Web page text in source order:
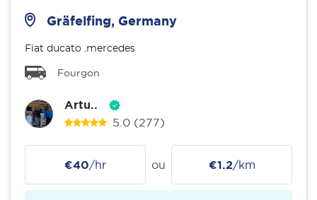
Gräfelfing, Germany
Fiat ducato .mercedes
Fourgon
Artu..
5.0 (277)
€40/hr ou €1.2/km